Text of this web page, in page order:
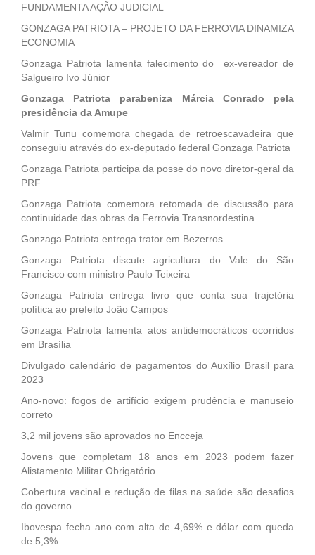
FUNDAMENTA AÇÃO JUDICIAL
GONZAGA PATRIOTA – PROJETO DA FERROVIA DINAMIZA
ECONOMIA
Gonzaga Patriota lamenta falecimento do ex-vereador de
Salgueiro Ivo Júnior
Gonzaga Patriota parabeniza Márcia Conrado pela
presidência da Amupe
Valmir Tunu comemora chegada de retroescavadeira que
conseguiu através do ex-deputado federal Gonzaga Patriota
Gonzaga Patriota participa da posse do novo diretor-geral da
PRF
Gonzaga Patriota comemora retomada de discussão para
continuidade das obras da Ferrovia Transnordestina
Gonzaga Patriota entrega trator em Bezerros
Gonzaga Patriota discute agricultura do Vale do São
Francisco com ministro Paulo Teixeira
Gonzaga Patriota entrega livro que conta sua trajetória
política ao prefeito João Campos
Gonzaga Patriota lamenta atos antidemocráticos ocorridos
em Brasília
Divulgado calendário de pagamentos do Auxílio Brasil para
2023
Ano-novo: fogos de artifício exigem prudência e manuseio
correto
3,2 mil jovens são aprovados no Encceja
Jovens que completam 18 anos em 2023 podem fazer
Alistamento Militar Obrigatório
Cobertura vacinal e redução de filas na saúde são desafios
do governo
Ibovespa fecha ano com alta de 4,69% e dólar com queda
de 5,3%